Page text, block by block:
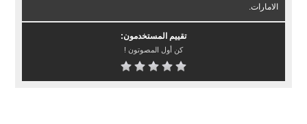
الامارات.
تقييم المستخدمون:
كن أول المصوتون !